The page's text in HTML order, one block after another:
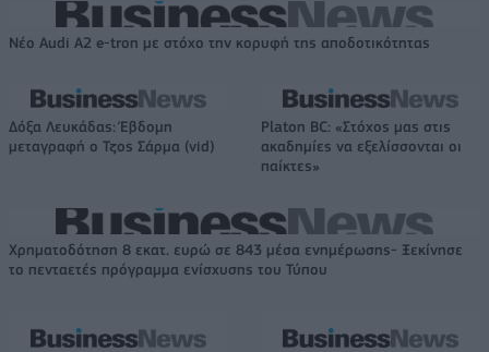
Νέο Audi A2 e-tron με στόχο την κορυφή της αποδοτικότητας
Δόξα Λευκάδας: Έβδομη
μεταγραφή ο Τζος Σάρμα (vid)
Platon BC: «Στόχος μας στις
ακαδημίες να εξελίσσονται οι
παίκτες»
Χρηματοδότηση 8 εκατ. ευρώ σε 843 μέσα ενημέρωσης- Ξεκίνησε
το πενταετές πρόγραμμα ενίσχυσης του Τύπου